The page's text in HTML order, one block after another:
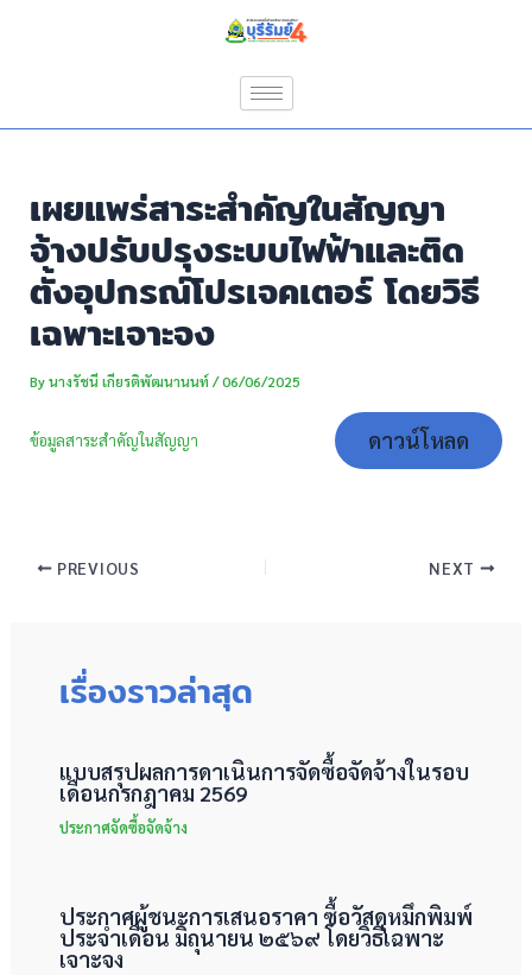
เผยแพร่สาระสำคัญในสัญญา
จ้างปรับปรุงระบบไฟฟ้าและติด
ตั้งอุปกรณ์โปรเจคเตอร์ โดยวิธี
เฉพาะเจาะจง
Byนางรัชนี เกียรติพัฒนานนท์/06/06/2025
ข้อมูลสาระสำคัญในสัญญา ดาวน์โหลด
PREVIOUS NEXT
เรื่องราวล่าสุด
แบบสรุปผลการดาเนินการจัดซื้อจัดจ้างในรอบ
เดือนกรกฎาคม 2569
ประกาศจัดซื้อจัดจ้าง
ประกาศผู้ชนะการเสนอราคา ซื้อวัสดุหมึกพิมพ์
ประจำเดือน มิถุนายน ๒๕๖๙ โดยวิธีเฉพาะ
เจาะจง